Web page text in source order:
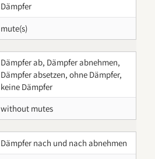
Dämpfer
mute(s)
Dämpfer ab, Dämpfer abnehmen,
Dämpfer absetzen, ohne Dämpfer,
keine Dämpfer
without mutes
Dämpfer nach und nach abnehmen